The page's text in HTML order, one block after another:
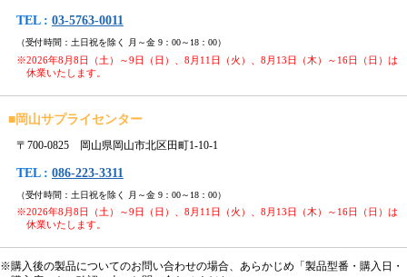
TEL : 03-5763-0011
（受付時間：土日祝を除く 月～金 9：00～18：00）
※2026年8月8日（土）～9日（日）、8月11日（火）、8月13日（木）～16日（日）は
休業いたします。
■岡山サプライセンター
〒700-0825 岡山県岡山市北区田町1-10-1
TEL : 086-223-3311
（受付時間：土日祝を除く 月～金 9：00～18：00）
※2026年8月8日（土）～9日（日）、8月11日（火）、8月13日（木）～16日（日）は
休業いたします。
※購入後の製品についてのお問い合わせの場合、あらかじめ「製品型番・購入日・